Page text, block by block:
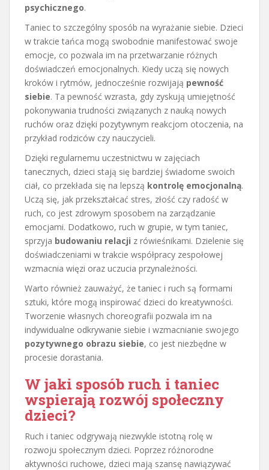
psychicznego.
Taniec to szczególny sposób na wyrażanie siebie. Dzieci
w trakcie tańca mogą swobodnie manifestować swoje
emocje, co pozwala im na przetwarzanie różnych
doświadczeń emocjonalnych. Kiedy uczą się nowych
kroków i rytmów, jednocześnie rozwijają pewność
siebie. Ta pewność wzrasta, gdy zyskują umiejętność
pokonywania trudności związanych z nauką nowych
ruchów oraz dzięki pozytywnym reakcjom otoczenia, na
przykład rodziców czy nauczycieli.
Dzięki regularnemu uczestnictwu w zajęciach
tanecznych, dzieci stają się bardziej świadome swoich
ciał, co przekłada się na lepszą kontrolę emocjonalną.
Uczą się, jak przekształcać stres, złość czy radość w
ruch, co jest zdrowym sposobem na zarządzanie
emocjami. Dodatkowo, ruch w grupie, w tym taniec,
sprzyja budowaniu relacji z rówieśnikami. Dzielenie się
doświadczeniami w trakcie współpracy zespołowej
wzmacnia więzi oraz uczucia przynależności.
Warto również zauważyć, że taniec i ruch są formami
sztuki, które mogą inspirować dzieci do kreatywności.
Tworzenie własnych choreografii pozwala im na
indywidualne odkrywanie siebie i wzmacnianie swojego
pozytywnego obrazu siebie, co jest niezbędne w
procesie dorastania.
W jaki sposób ruch i taniec
wspierają rozwój społeczny
dzieci?
Ruch i taniec odgrywają niezwykle istotną rolę w
rozwoju społecznym dzieci. Poprzez różnorodne
aktywności ruchowe, dzieci mają szansę nawiązywać